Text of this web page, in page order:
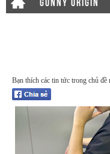
Bạn thích các tin tức trong chủ